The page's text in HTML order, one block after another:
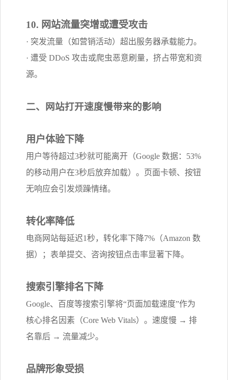
10. 网站流量突增或遭受攻击
· 突发流量（如营销活动）超出服务器承载能力。
· 遭受 DDoS 攻击或爬虫恶意刷量，挤占带宽和资
源。
二、网站打开速度慢带来的影响
用户体验下降
用户等待超过3秒就可能离开（Google 数据：53%
的移动用户在3秒后放弃加载）。页面卡顿、按钮
无响应会引发烦躁情绪。
转化率降低
电商网站每延迟1秒，转化率下降7%（Amazon 数
据）；表单提交、咨询按钮点击率显著下降。
搜索引擎排名下降
Google、百度等搜索引擎将“页面加载速度”作为
核心排名因素（Core Web Vitals）。速度慢 → 排
名靠后 → 流量减少。
品牌形象受损